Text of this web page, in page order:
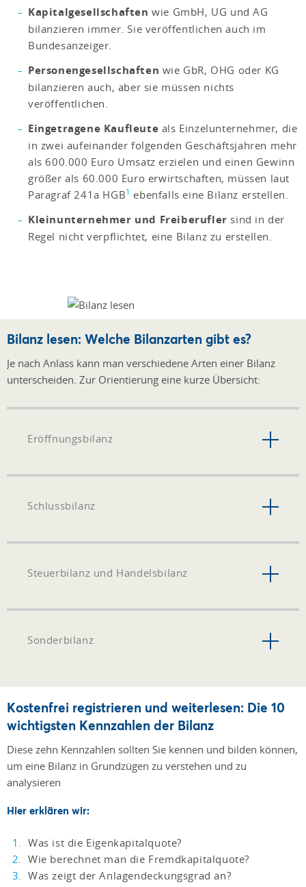
Kapitalgesellschaften wie GmbH, UG und AG
bilanzieren immer. Sie veröffentlichen auch im
Bundesanzeiger.
Personengesellschaften wie GbR, OHG oder KG
bilanzieren auch, aber sie müssen nichts
veröffentlichen.
Eingetragene Kaufleute als Einzelunternehmer, die
in zwei aufeinander folgenden Geschäftsjahren mehr
als 600.000 Euro Umsatz erzielen und einen Gewinn
größer als 60.000 Euro erwirtschaften, müssen laut
Paragraf 241a HGB1 ebenfalls eine Bilanz erstellen.
Kleinunternehmer und Freiberufler sind in der
Regel nicht verpflichtet, eine Bilanz zu erstellen.
Bilanz lesen: Welche Bilanzarten gibt es?
Je nach Anlass kann man verschiedene Arten einer Bilanz
unterscheiden. Zur Orientierung eine kurze Übersicht:
Eröffnungsbilanz
Schlussbilanz
Steuerbilanz und Handelsbilanz
Sonderbilanz
Kostenfrei registrieren und weiterlesen: Die 10
wichtigsten Kennzahlen der Bilanz
Diese zehn Kennzahlen sollten Sie kennen und bilden können,
um eine Bilanz in Grundzügen zu verstehen und zu
analysieren
Hier erklären wir:
Was ist die Eigenkapitalquote?
Wie berechnet man die Fremdkapitalquote?
Was zeigt der Anlagendeckungsgrad an?